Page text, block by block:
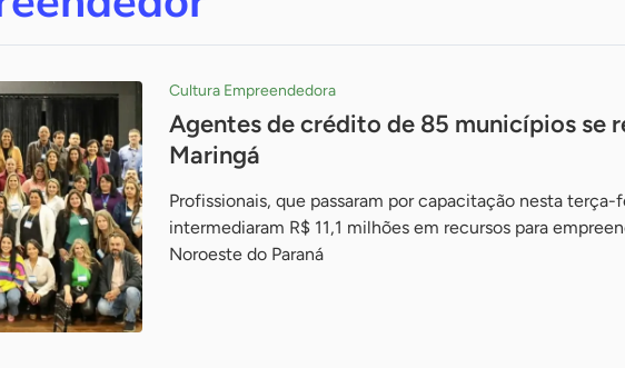
Cultura Empreendedora
Agentes de crédito de 85 municípios se
Maringá
Profissionais, que passaram por capacitação nesta terça-
intermediaram R$ 11,1 milhões em recursos para
Noroeste do Paraná